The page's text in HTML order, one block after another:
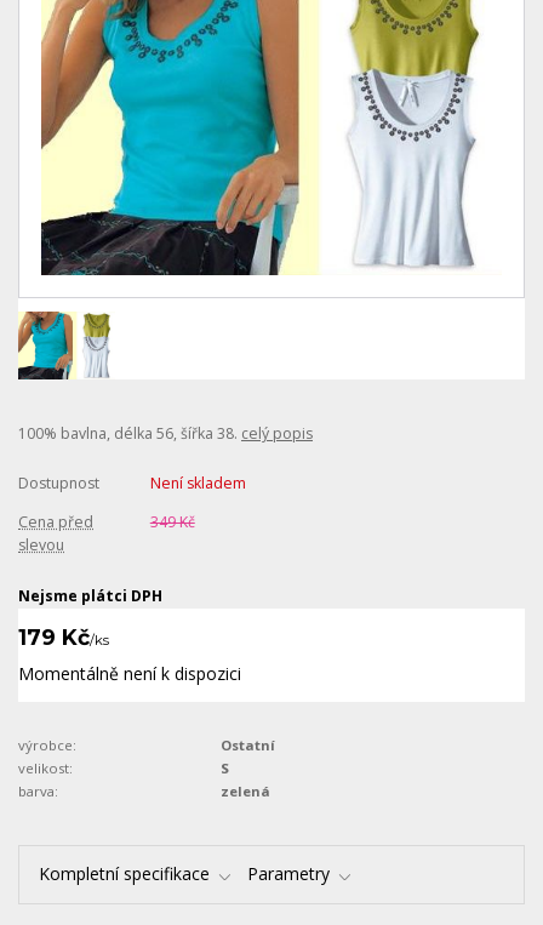
100% bavlna, délka 56, šířka 38. celý popis
Dostupnost
Není skladem
Cena před
slevou
349 Kč
Nejsme plátci DPH
179 Kč/ks
Momentálně není k dispozici
výrobce:
Ostatní
velikost:
S
barva:
zelená
Kompletní specifikace Parametry